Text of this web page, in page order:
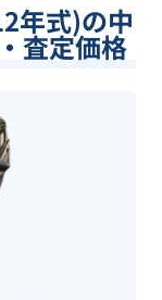
年式)の中
査定価格